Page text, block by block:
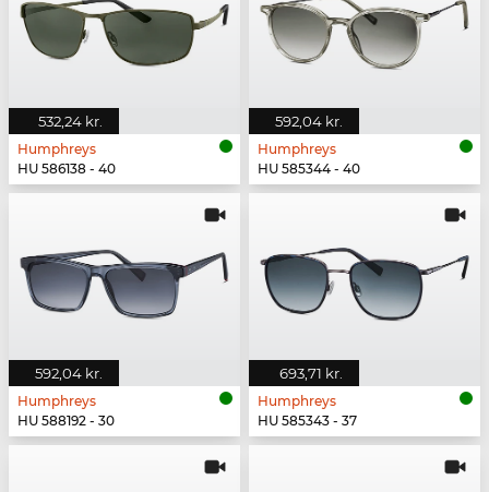
532,24 kr.
Humphreys
HU 586138 - 40
592,04 kr.
Humphreys
HU 585344 - 40
592,04 kr.
Humphreys
HU 588192 - 30
693,71 kr.
Humphreys
HU 585343 - 37